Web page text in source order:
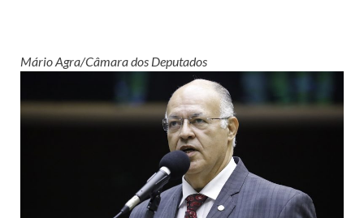
Mário Agra/Câmara dos Deputados